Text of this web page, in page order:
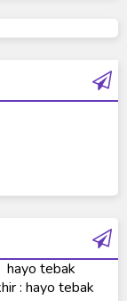
hayo tebak
: hayo tebak